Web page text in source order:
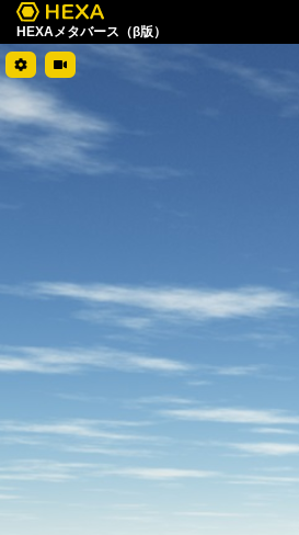
HEXAメタバース（β版）